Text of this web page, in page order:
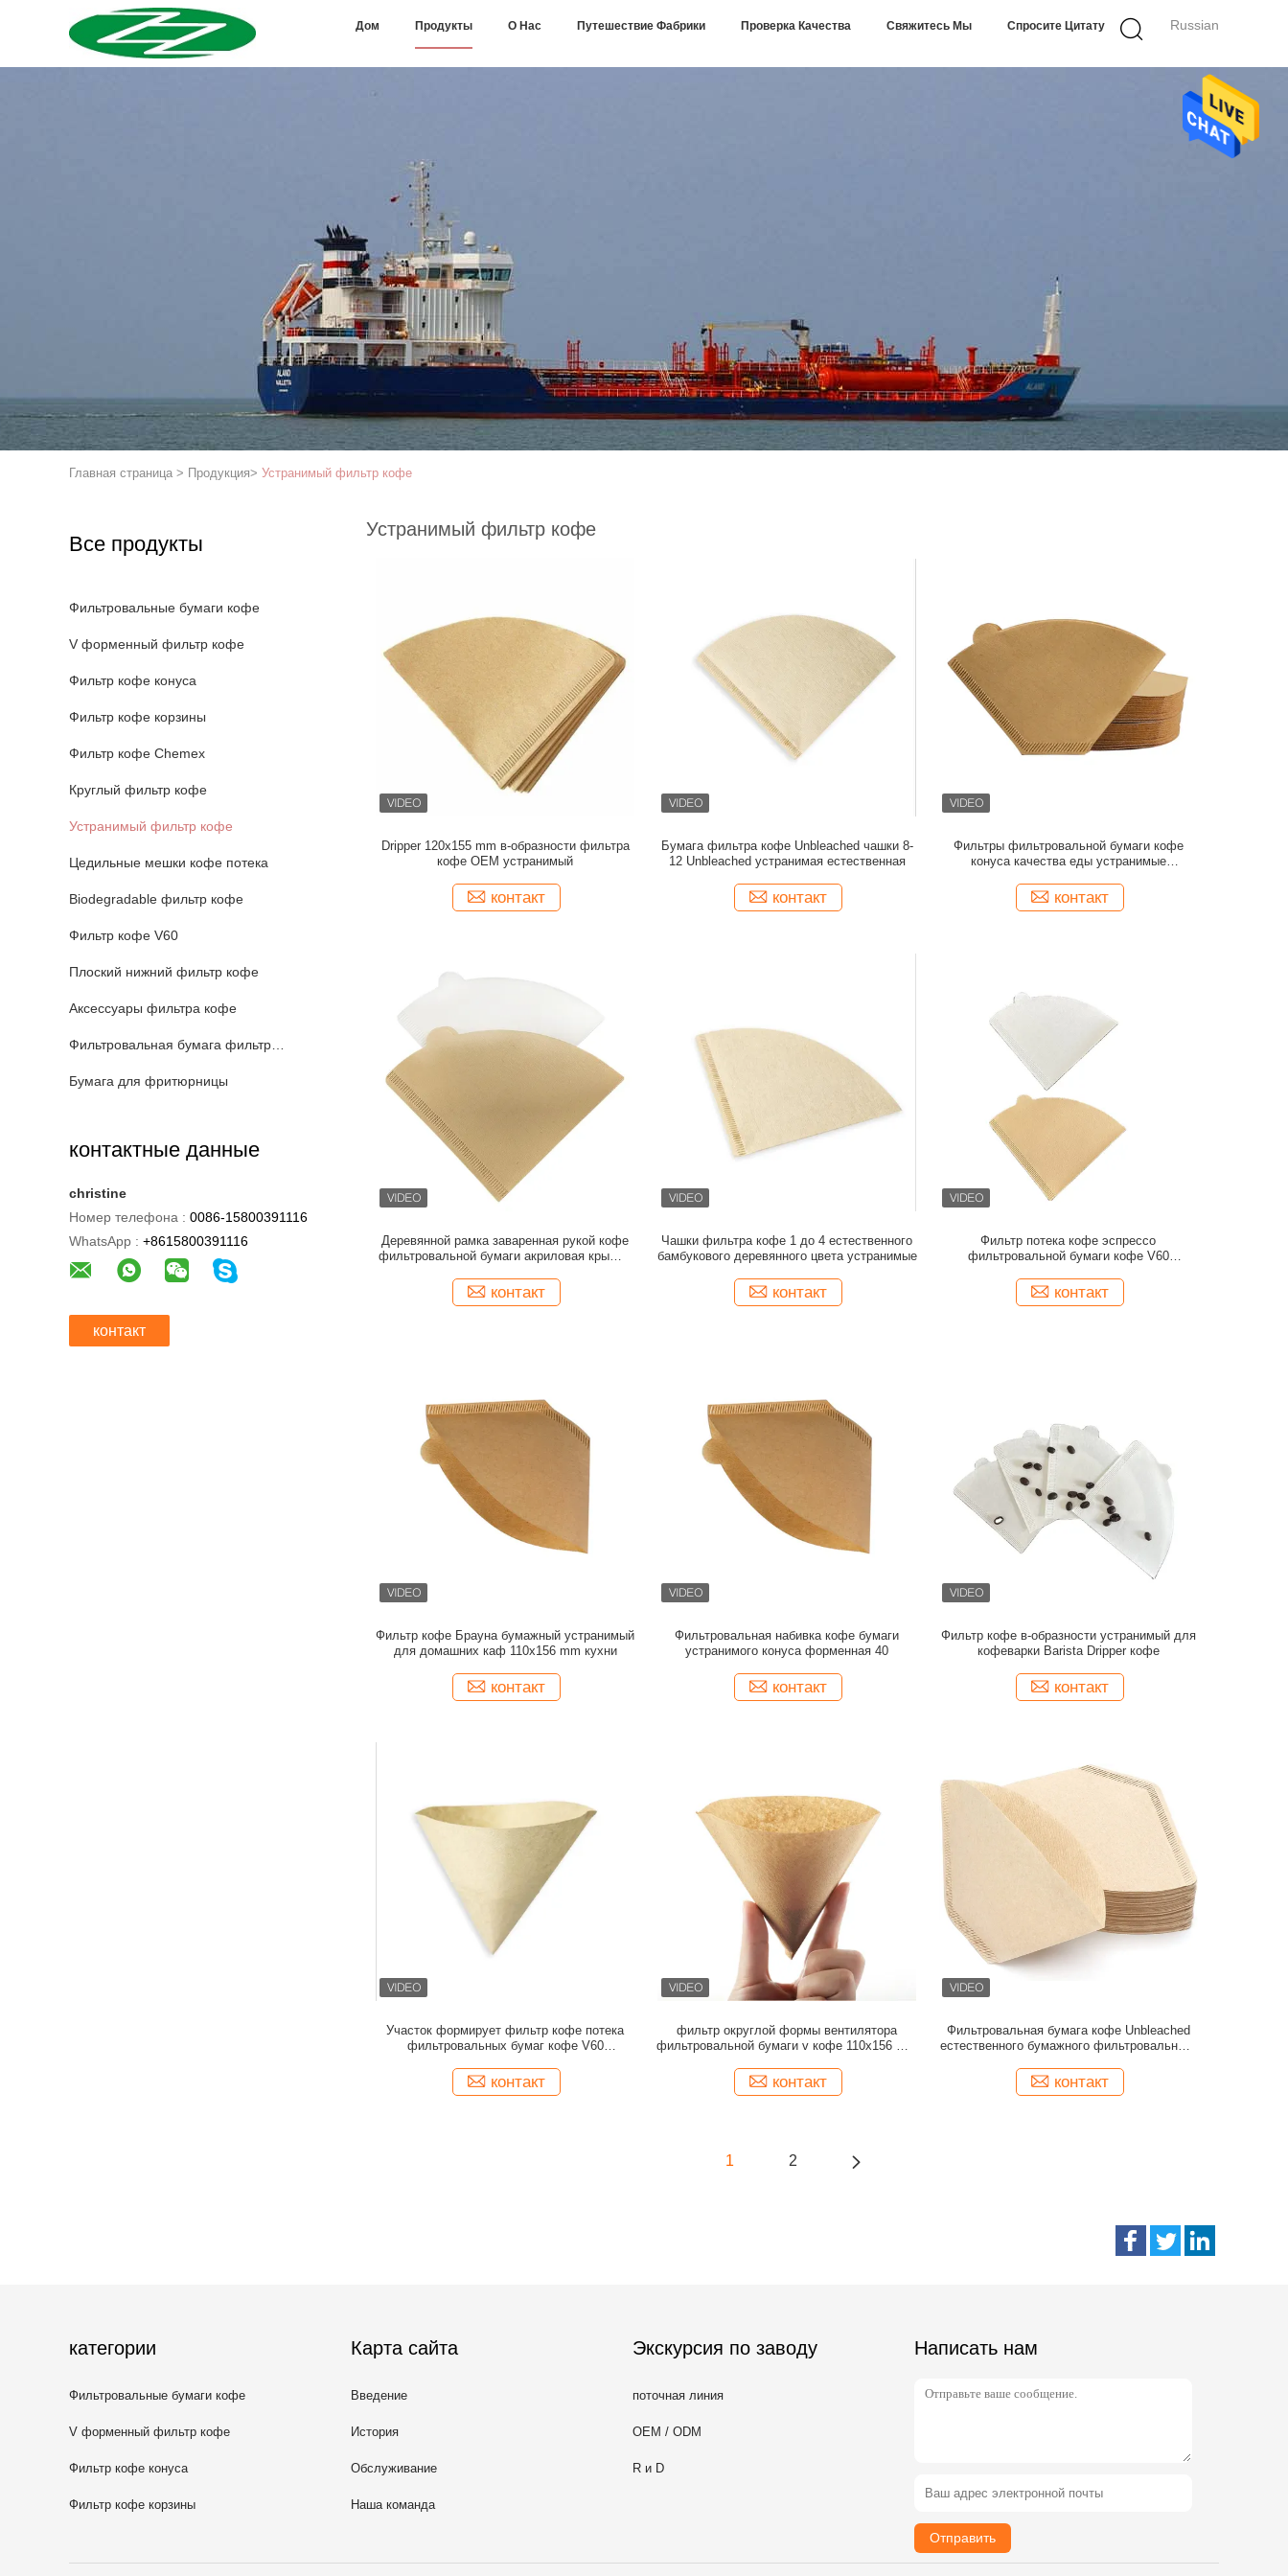
Russian
Дом Продукты О Нас Путешествие Фабрики Проверка Качества Свяжитесь Мы Спросите Цитату
Главная страница > Продукция> Устранимый фильтр кофе
Все продукты
Фильтровальные бумаги кофе
V форменный фильтр кофе
Фильтр кофе конуса
Фильтр кофе корзины
Фильтр кофе Chemex
Круглый фильтр кофе
Устранимый фильтр кофе
Цедильные мешки кофе потека
Biodegradable фильтр кофе
Фильтр кофе V60
Плоский нижний фильтр кофе
Аксессуары фильтра кофе
Фильтровальная бумага фильтра для масла
Бумага для фритюрницы
контактные данные
christine
Номер телефона : 0086-15800391116
WhatsApp : +8615800391116
контакт
Устранимый фильтр кофе
Dripper 120x155 mm в-образности фильтра
кофе OEM устранимый
контакт
Бумага фильтра кофе Unbleached чашки 8-
12 Unbleached устранимая естественная
контакт
Фильтры фильтровальной бумаги кофе
конуса качества еды устранимые
контакт
Деревянной рамка заваренная рукой кофе
фильтровальной бумаги акриловая крышки
контакт
Чашки фильтра кофе 1 до 4 естественного
бамбукового деревянного цвета устранимые
контакт
Фильтр потека кофе эспрессо
фильтровальной бумаги кофе V60
контакт
Фильтр кофе Брауна бумажный устранимый
для домашних каф 110x156 mm кухни
контакт
Фильтровальная набивка кофе бумаги
устранимого конуса форменная 40
контакт
Фильтр кофе в-образности устранимый для
кофеварки Barista Dripper кофе
контакт
Участок формирует фильтр кофе потека
фильтровальных бумаг кофе V60
контакт
фильтр округлой формы вентилятора
фильтровальной бумаги v кофе 110x156 mm
контакт
Фильтровальная бумага кофе Unbleached
естественного бумажного фильтровального
контакт
1 2
категории
Фильтровальные бумаги кофе
V форменный фильтр кофе
Фильтр кофе конуса
Фильтр кофе корзины
Карта сайта
Введение
История
Обслуживание
Наша команда
Экскурсия по заводу
поточная линия
OEM / ODM
R и D
Написать нам
Отправить